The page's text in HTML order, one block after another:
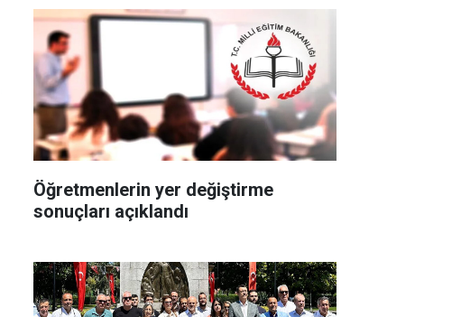
Öğretmenlerin yer değiştirme
sonuçları açıklandı